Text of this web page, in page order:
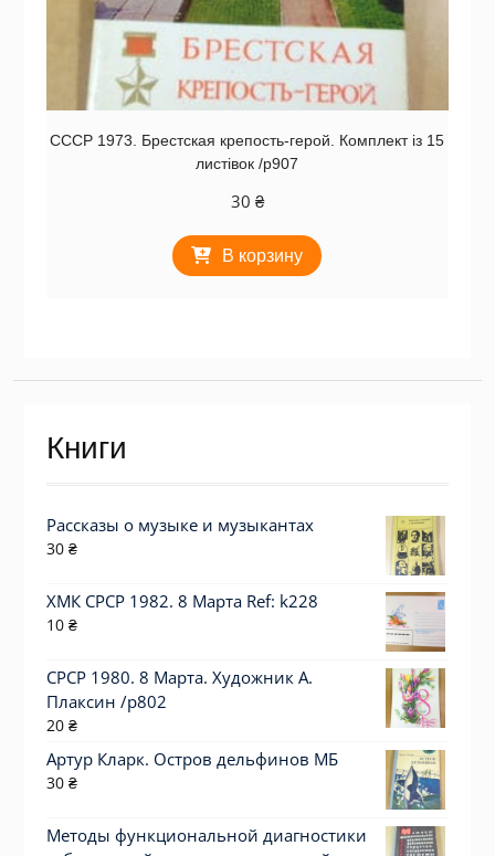
СССР 1973. Брестская крепость-герой. Комплект із 15
листівок /р907
30 ₴
В корзину
Книги
Рассказы о музыке и музыкантах
30 ₴
ХМК СРСР 1982. 8 Марта Ref: k228
10 ₴
СРСР 1980. 8 Марта. Художник А.
Плаксин /р802
20 ₴
Артур Кларк. Остров дельфинов МБ
30 ₴
Методы функциональной диагностики